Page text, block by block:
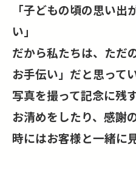
「子どもの頃の思い出
い」
だから私たちは、ただ
お手伝い」だと思ってい
写真を撮って記念に残
お清めをしたり、感謝
時にはお客様と一緒に